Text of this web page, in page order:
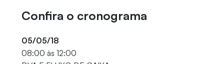
Confira o cronograma
05/05/18
08:00 às 12:00